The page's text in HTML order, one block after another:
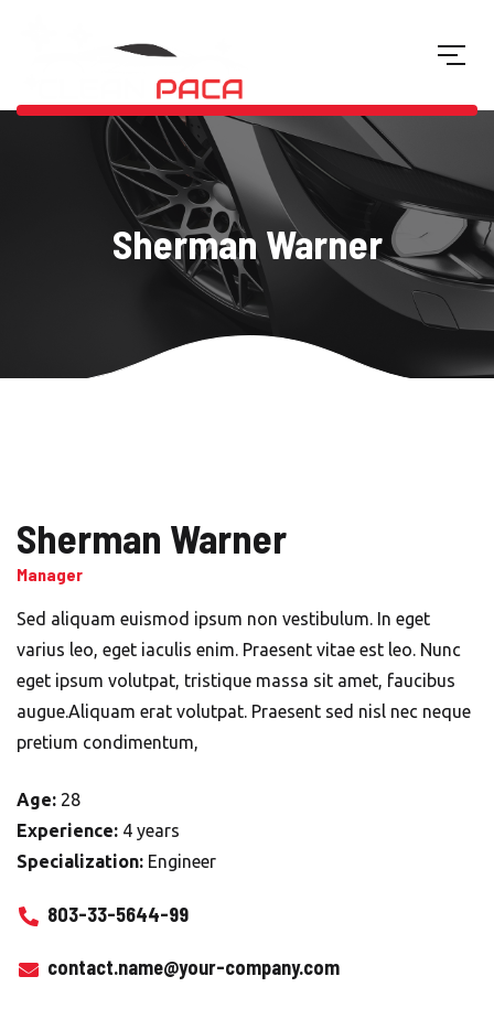
Sherman Warner
Sherman Warner
Manager
Sed aliquam euismod ipsum non vestibulum. In eget
varius leo, eget iaculis enim. Praesent vitae est leo. Nunc
eget ipsum volutpat, tristique massa sit amet, faucibus
augue.Aliquam erat volutpat. Praesent sed nisl nec neque
pretium condimentum,
Age: 28
Experience: 4 years
Specialization: Engineer
803-33-5644-99
contact.name@your-company.com